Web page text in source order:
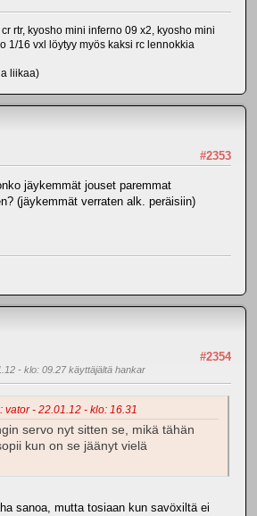
rtr, kyosho mini inferno 09 x2, kyosho mini
1/16 vxl löytyy myös kaksi rc lennokkia
liikaa)
#2353
jäykemmät jouset paremmat
(jäykemmät verraten alk. peräisiin)
#2354
- klo: 09.27 käyttäjältä hankar
vator - 22.01.12 - klo: 16.31
servo nyt sitten se, mikä tähän
kun on se jäänyt vielä
sanoa, mutta tosiaan kun savöxiltä ei